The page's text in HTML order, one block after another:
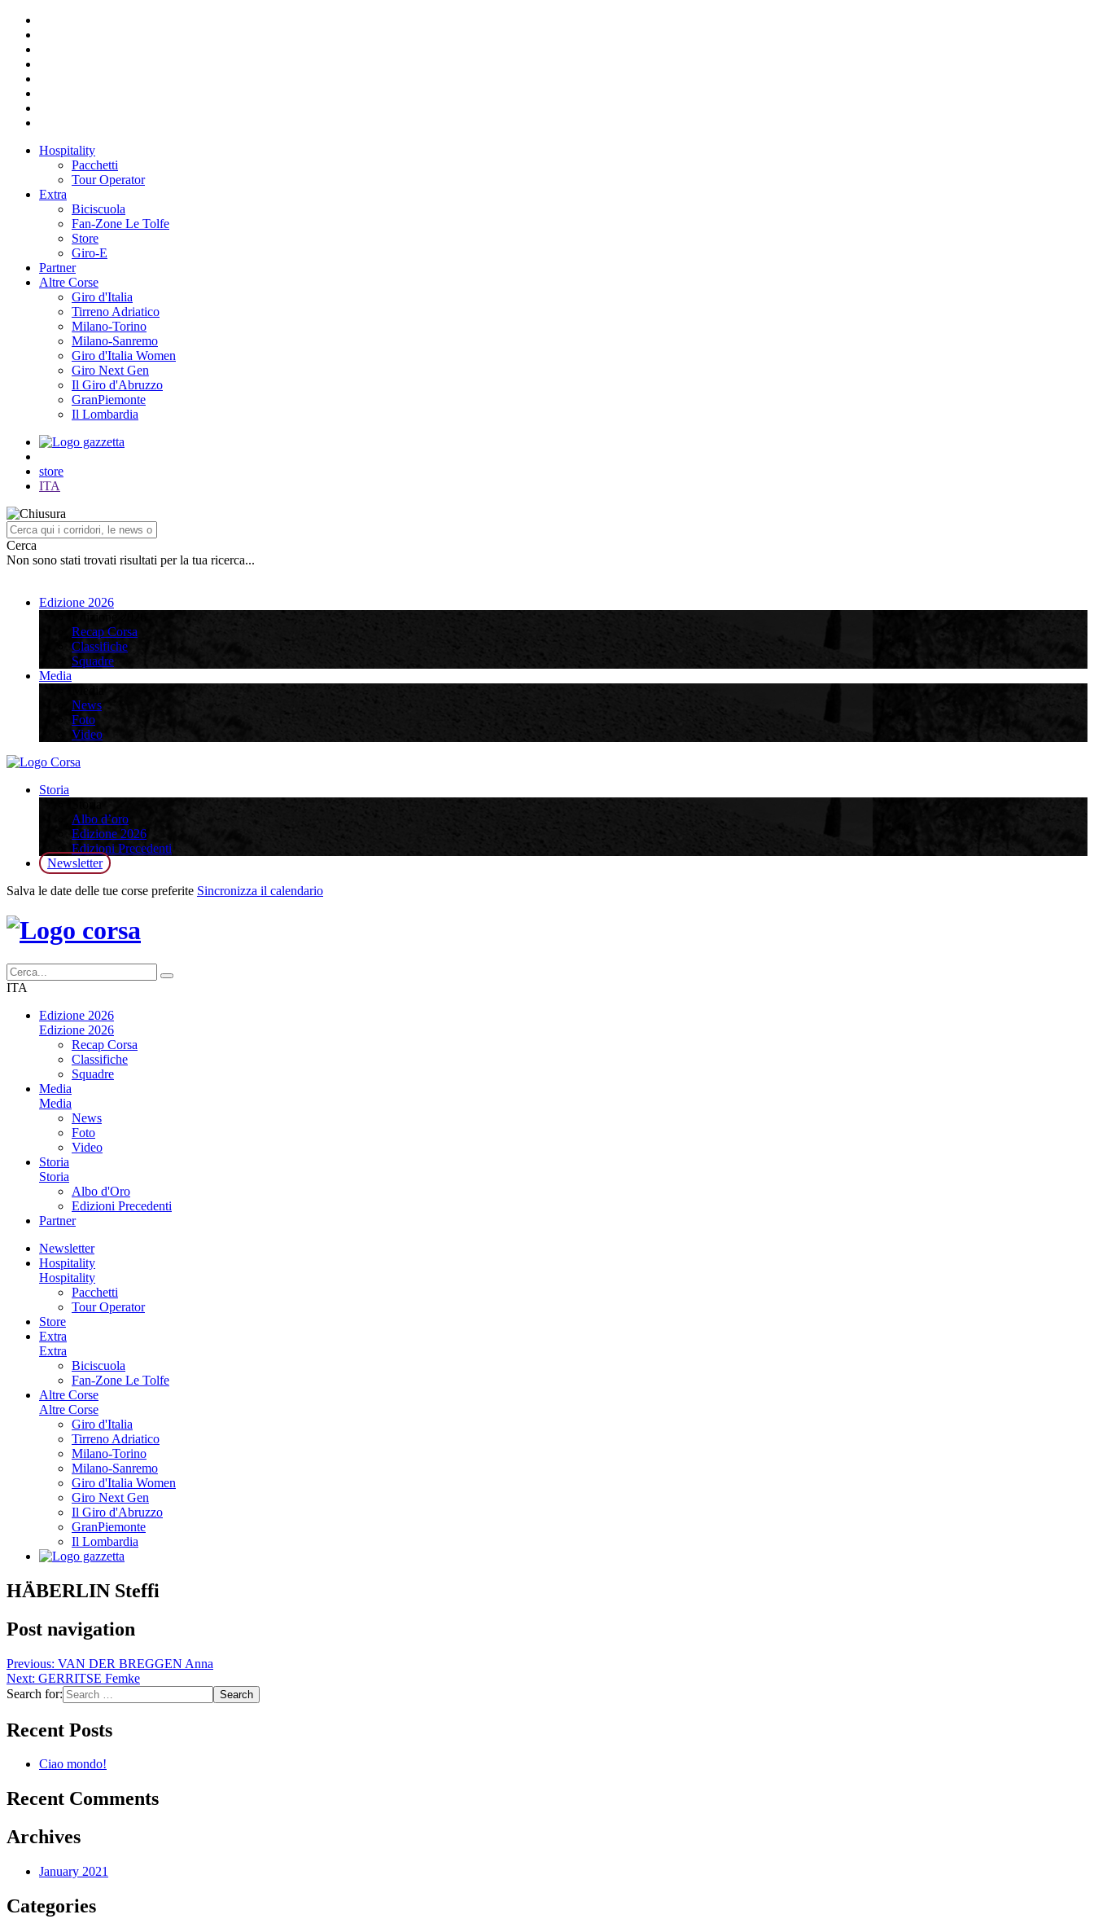
Hospitality
Pacchetti
Tour Operator
Extra
Biciscuola
Fan-Zone Le Tolfe
Store
Giro-E
Partner
Altre Corse
Giro d'Italia
Tirreno Adriatico
Milano-Torino
Milano-Sanremo
Giro d'Italia Women
Giro Next Gen
Il Giro d'Abruzzo
GranPiemonte
Il Lombardia
store
ITA
Cerca
Non sono stati trovati risultati per la tua ricerca...
Edizione 2026
Recap Corsa
Classifiche
Squadre
Media
News
Foto
Video
Storia
Albo d’oro
Edizione 2026
Edizioni Precedenti
Newsletter
Salva le date delle tue corse preferite Sincronizza il calendario
ITA
Edizione 2026
Edizione 2026
Recap Corsa
Classifiche
Squadre
Media
Media
News
Foto
Video
Storia
Storia
Albo d'Oro
Edizioni Precedenti
Partner
Newsletter
Hospitality
Hospitality
Pacchetti
Tour Operator
Store
Extra
Extra
Biciscuola
Fan-Zone Le Tolfe
Altre Corse
Altre Corse
Giro d'Italia
Tirreno Adriatico
Milano-Torino
Milano-Sanremo
Giro d'Italia Women
Giro Next Gen
Il Giro d'Abruzzo
GranPiemonte
Il Lombardia
HÄBERLIN Steffi
Post navigation
Previous: VAN DER BREGGEN Anna
Next: GERRITSE Femke
Search for:
Recent Posts
Ciao mondo!
Recent Comments
Archives
January 2021
Categories